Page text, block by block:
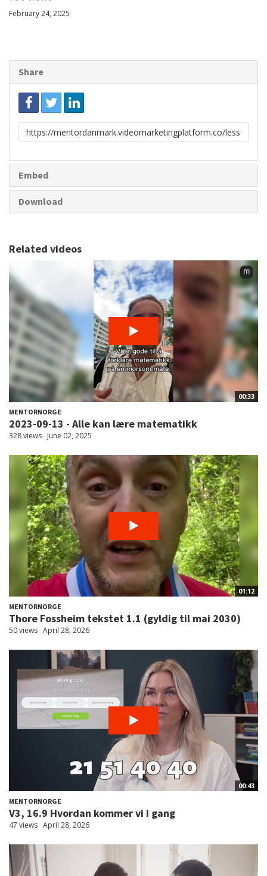
February 24, 2025
Share
Link
to
Embed
Download
Related videos
00:33
MENTORNORGE
2023-09-13 - Alle kan lære matematikk
328 views June 02, 2025
01:12
MENTORNORGE
Thore Fossheim tekstet 1.1 (gyldig til mai 2030)
50 views April 28, 2026
00:43
MENTORNORGE
V3, 16.9 Hvordan kommer vi i gang
47 views April 28, 2026